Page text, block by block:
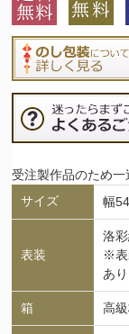
受注製作品のため
サイズ
幅
表装
洛
※表
あ
箱 高